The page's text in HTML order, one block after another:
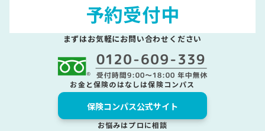
予約受付中
まずはお気軽にお問い合わせください
お金と保険のはなしは保険コンパス
保険コンパス公式サイト
お悩みはプロに相談